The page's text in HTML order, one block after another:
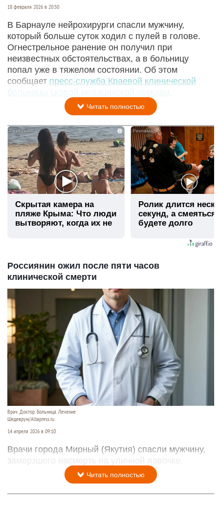
18 февраля 2026 в 20:50
В Барнауле нейрохирурги спасли мужчину,
который больше суток ходил с пулей в голове.
Огнестрельное ранение он получил при
неизвестных обстоятельствах, а в больницу
попал уже в тяжелом состоянии. Об этом
сообщает пресс-служба Краевой клинической
больницы скорой медицинской помощи.
Читать полностью
i
Скрытая камера на
пляже Крыма: Что люди
вытворяют, когда их не
Ролик длится
секунд, а
будете долго
Россиянин ожил после пяти часов
клинической смерти
Врач. Доктор. Больница. Лечение
Шедеврум/Altapress.ru
14 апреля 2026 в 09:10
Врачи города Мирный (Якутия) спасли мужчину,
замерзшего насмерть на уличной лавочке.
Читать полностью